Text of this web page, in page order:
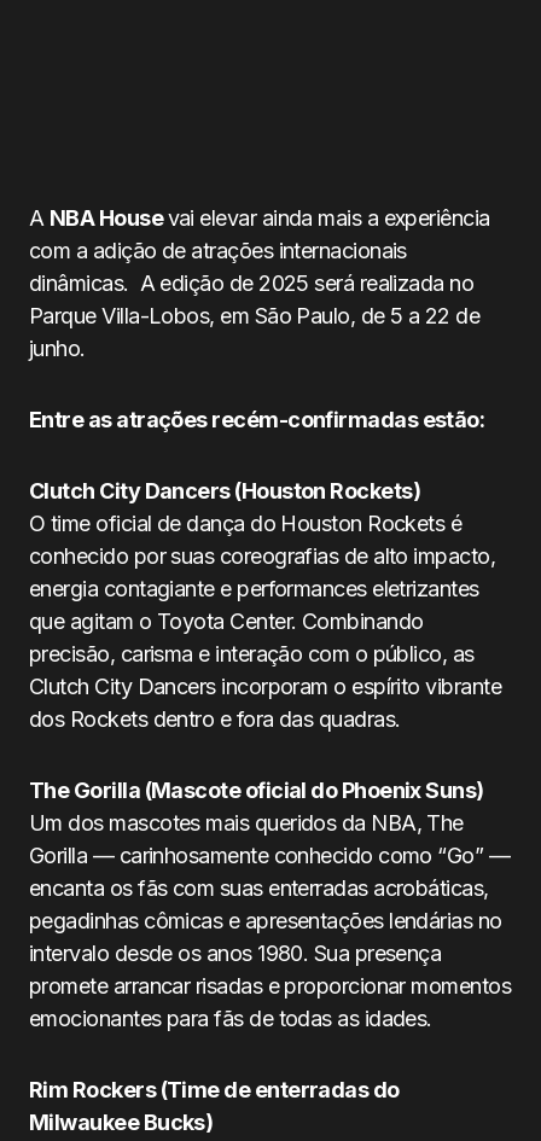
A NBA Housevai elevar ainda mais a experiência
com a adição de atrações internacionais
dinâmicas. A edição de 2025 será realizada no
Parque Villa-Lobos, em São Paulo, de 5 a 22 de
junho.
Entre as atrações recém-confirmadas estão:
Clutch City Dancers (Houston Rockets)
O time oficial de dança do Houston Rockets é
conhecido por suas coreografias de alto impacto,
energia contagiante e performances eletrizantes
que agitam o Toyota Center. Combinando
precisão, carisma e interação com o público, as
Clutch City Dancers incorporam o espírito vibrante
dos Rockets dentro e fora das quadras.
The Gorilla (Mascote oficial do Phoenix Suns)
Um dos mascotes mais queridos da NBA, The
Gorilla — carinhosamente conhecido como “Go” —
encanta os fãs com suas enterradas acrobáticas,
pegadinhas cômicas e apresentações lendárias no
intervalo desde os anos 1980. Sua presença
promete arrancar risadas e proporcionar momentos
emocionantes para fãs de todas as idades.
Rim Rockers (Time de enterradas do
Milwaukee Bucks)